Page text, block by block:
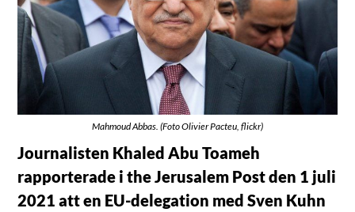
Mahmoud Abbas. (Foto Olivier Pacteu, flickr)
Journalisten Khaled Abu Toameh
rapporterade i the Jerusalem Post den 1 juli
2021 att en EU-delegation med Sven Kuhn